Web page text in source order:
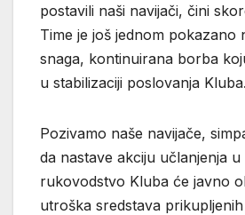
postavili naši navijači, čini
Time je još jednom pokazano
snaga, kontinuirana borba
u stabilizaciji poslovanja Kluba.
Pozivamo naše navijače,
da nastave akciju učlanjenja
rukovodstvo Kluba će javno
utroška sredstava